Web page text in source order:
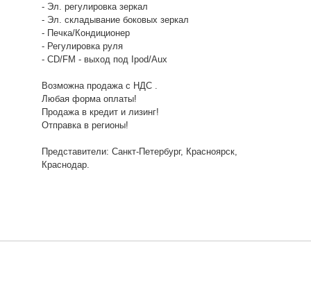
- Эл. регулировка зеркал
- Эл. складывание боковых зеркал
- Печка/Кондиционер
- Регулировка руля
- CD/FM - выход под Ipod/Aux
Возможна продажа с НДС .
Любая форма оплаты!
Продажа в кредит и лизинг!
Отправка в регионы!
Представители: Санкт-Петербург, Красноярск,
Краснодар.